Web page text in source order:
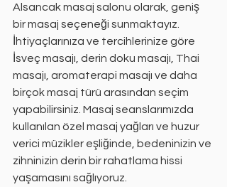
Alsancak masaj salonu olarak, geniş
bir masaj seçeneği sunmaktayız.
İhtiyaçlarınıza ve tercihlerinize göre
İsveç masajı, derin doku masajı, Thai
masajı, aromaterapi masajı ve daha
birçok masaj türü arasından seçim
yapabilirsiniz. Masaj seanslarımızda
kullanılan özel masaj yağları ve huzur
verici müzikler eşliğinde, bedeninizin ve
zihninizin derin bir rahatlama hissi
yaşamasını sağlıyoruz.